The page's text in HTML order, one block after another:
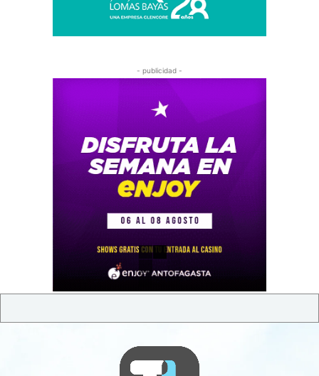
- publicidad -